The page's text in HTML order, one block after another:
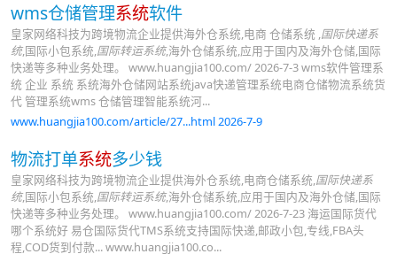
wms仓储管理系统软件
皇家网络科技为跨境物流企业提供海外仓系统,电商 仓储系统 ,国际快递系
统,国际小包系统,国际转运系统,海外仓储系统,应用于国内及海外仓储,国际
快递等多种业务处理。 www.huangjia100.com/ 2026-7-3 wms软件管理系
统 企业 系统 系统海外仓储网站系统java快递管理系统电商仓储物流系统货
代 管理系统wms 仓储管理智能系统河...
www.huangjia100.com/article/27...html 2026-7-9
物流打单系统多少钱
皇家网络科技为跨境物流企业提供海外仓系统,电商仓储系统,国际快递系
统,国际小包系统,国际转运系统,海外仓储系统,应用于国内及海外仓储,国际
快递等多种业务处理。 www.huangjia100.com/ 2026-7-23 海运国际货代
哪个系统好 易仓国际货代TMS系统支持国际快递,邮政小包,专线,FBA头
程,COD货到付款... www.huangjia100.co...